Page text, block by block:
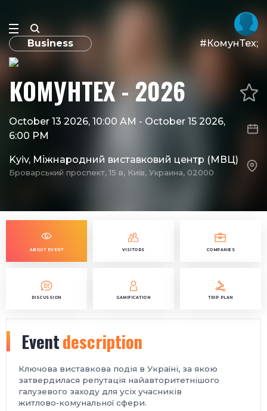
Business #КомунТех;
КОМУНТЕХ - 2026
October 13 2026, 10:00 AM - October 15 2026,
6:00 PM
Kyiv, Міжнародний виставковий центр (МВЦ)
Броварський проспект, 15 в, Київ, Украина, 02000
ABOUT EVENT VISITORS COMPANIES
DISCUSSION GAMIFICATION TRIP PLAN
Eventdescription
Ключова виставкова подія в Україні, за якою
затвердилася репутація найавторитетнішого
галузевого заходу для усіх учасників
житлово‑комунальної сфери.